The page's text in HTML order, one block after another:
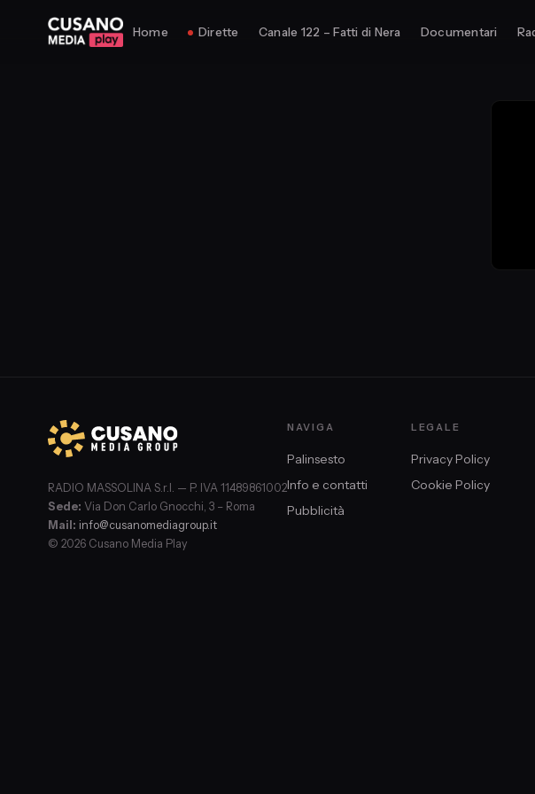
Home Dirette Canale 122 – Fatti di Nera Documentari
RADIO MASSOLINA S.r.l. — P. IVA 11489861002
Sede: Via Don Carlo Gnocchi, 3 – Roma
Mail: info@cusanomediagroup.it
© 2026 Cusano Media Play
NAVIGA
Palinsesto
Info e contatti
Pubblicità
LEGALE
Privacy Policy
Cookie Policy